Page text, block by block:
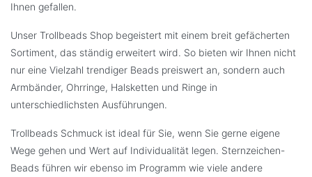
Ihnen gefallen.
Unser Trollbeads Shop begeistert mit einem breit gefächerten
Sortiment, das ständig erweitert wird. So bieten wir Ihnen nicht
nur eine Vielzahl trendiger Beads preiswert an, sondern auch
Armbänder, Ohrringe, Halsketten und Ringe in
unterschiedlichsten Ausführungen.
Trollbeads Schmuck ist ideal für Sie, wenn Sie gerne eigene
Wege gehen und Wert auf Individualität legen. Sternzeichen-
Beads führen wir ebenso im Programm wie viele andere